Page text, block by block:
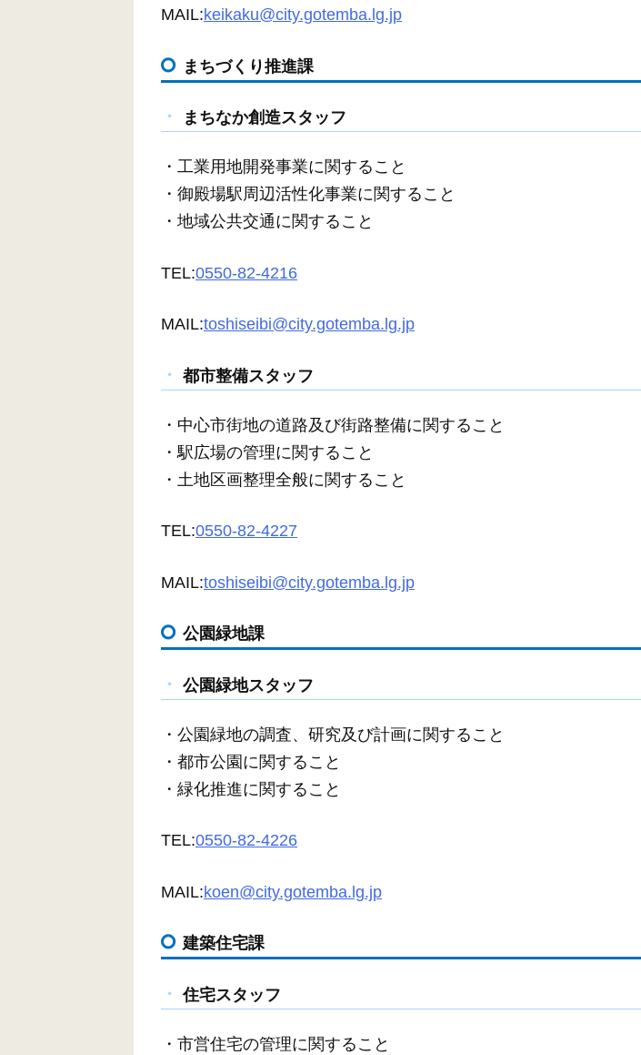
MAIL:keikaku@city.gotemba.lg.jp
まちづくり推進課
まちなか創造スタッフ
・工業用地開発事業に関すること
・御殿場駅周辺活性化事業に関すること
・地域公共交通に関すること
TEL:0550-82-4216
MAIL:toshiseibi@city.gotemba.lg.jp
都市整備スタッフ
・中心市街地の道路及び街路整備に関すること
・駅広場の管理に関すること
・土地区画整理全般に関すること
TEL:0550-82-4227
MAIL:toshiseibi@city.gotemba.lg.jp
公園緑地課
公園緑地スタッフ
・公園緑地の調査、研究及び計画に関すること
・都市公園に関すること
・緑化推進に関すること
TEL:0550-82-4226
MAIL:koen@city.gotemba.lg.jp
建築住宅課
住宅スタッフ
・市営住宅の管理に関すること